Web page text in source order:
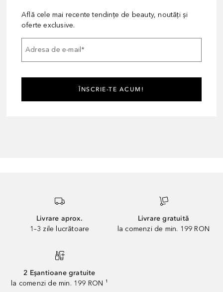
Află cele mai recente tendințe de beauty, noutăți și
oferte exclusive.
Adresa de e-mail *
ÎNSCRIE-TE ACUM!
Livrare aprox.
1–3 zile lucrătoare
Livrare gratuită
la comenzi de min. 199 RON
2 Eșantioane gratuite
la comenzi de min. 199 RON ¹